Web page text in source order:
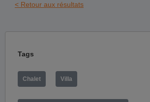
< Retour aux résultats
Tags
Chalet Villa